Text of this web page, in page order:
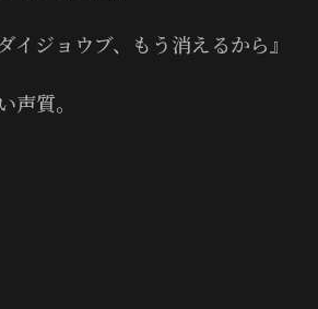
イジョウブ、もう消えるから』
声質。